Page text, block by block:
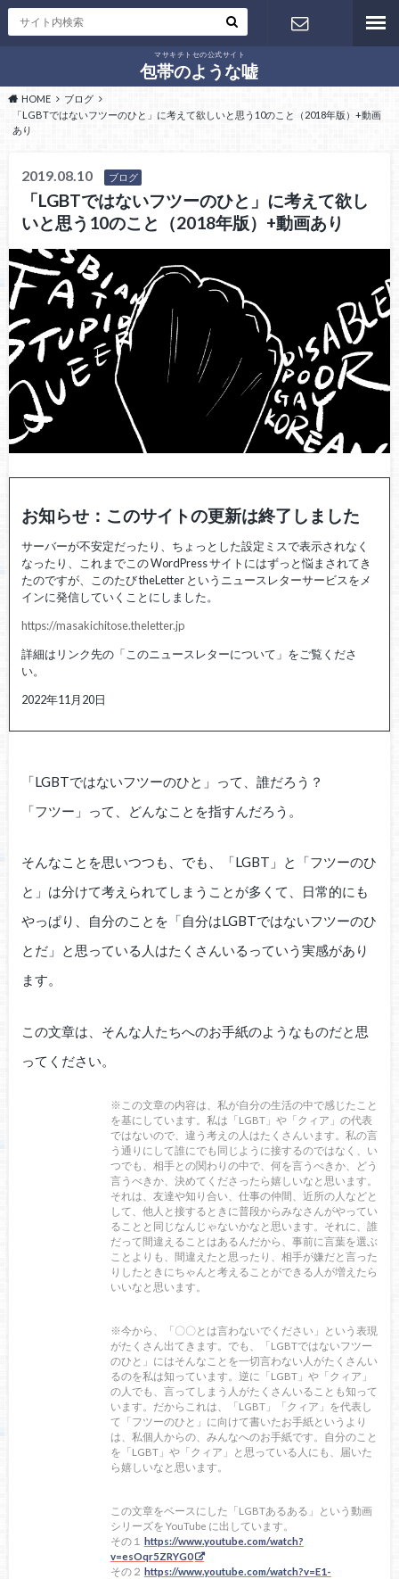
マサキチトセの公式サイト
包帯のような嘘
せ
HOME
ブログ
「LGBTではないフツーのひと」に考えて欲しいと思う10のこと（2018年版）+動画
あり
2019.08.10 ブログ
「LGBTではないフツーのひと」に考えて欲し
いと思う10のこと（2018年版）+動画あり
お知らせ：このサイトの更新は終了しました
サーバーが不安定だったり、ちょっとした設定ミスで表示されなく
なったり、これまでこの WordPress サイトにはずっと悩まされてき
たのですが、このたび theLetter というニュースレターサービスをメ
インに発信していくことにしました。
https://masakichitose.theletter.jp
詳細はリンク先の「このニュースレターについて」をご覧くださ
い。
2022年11月20日
「LGBTではないフツーのひと」って、誰だろう？
「フツー」って、どんなことを指すんだろう。
そんなことを思いつつも、でも、「LGBT」と「フツーのひ
と」は分けて考えられてしまうことが多くて、日常的にも
やっぱり、自分のことを「自分はLGBTではないフツーのひ
とだ」と思っている人はたくさんいるっていう実感があり
ます。
この文章は、そんな人たちへのお手紙のようなものだと思
ってください。
※この文章の内容は、私が自分の生活の中で感じたこと
を基にしています。私は「LGBT」や「クィア」の代表
ではないので、違う考えの人はたくさんいます。私の言
う通りにして誰にでも同じように接するのではなく、い
つでも、相手との関わりの中で、何を言うべきか、どう
言うべきか、決めてくださったら嬉しいなと思います。
それは、友達や知り合い、仕事の仲間、近所の人などと
して、他人と接するときに普段からみなさんがやってい
ることと同じなんじゃないかなと思います。それに、誰
だって間違えることはあるんだから、事前に言葉を選ぶ
ことよりも、間違えたと思ったり、相手が嫌だと言った
りしたときにちゃんと考えることができる人が増えたら
いいなと思います。
※今から、「〇〇とは言わないでください」という表現
がたくさん出てきます。でも、「LGBTではないフツー
のひと」にはそんなことを一切言わない人がたくさんい
るのを私は知っています。逆に「LGBT」や「クィア」
の人でも、言ってしまう人がたくさんいることも知って
います。だからこれは、「LGBT」「クィア」を代表し
て「フツーのひと」に向けて書いたお手紙というより
は、私個人からの、みんなへのお手紙です。自分のこと
を「LGBT」や「クィア」と思っている人にも、届いた
ら嬉しいなと思います。
この文章をベースにした「LGBTあるある」という動画
シリーズを YouTube に出しています。
その１
https://www.youtube.com/watch?
v=esOqr5ZRYG0
その２ https://www.youtube.com/watch?v=E1-